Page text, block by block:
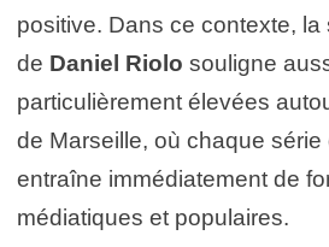
positive. Dans ce contexte, la
de Daniel Riolo souligne
particulièrement élevées
de Marseille, où chaque série
entraîne immédiatement de
médiatiques et populaires.